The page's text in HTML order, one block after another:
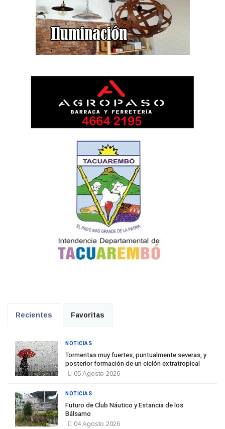
Recientes Favoritas
Tormentas muy fuertes, puntualmente severas, y
posterior formación de un ciclón extratropical
05 Agosto 2026
NOTICIAS
Futuro de Club Náutico y Estancia de los
Bálsamo
04 Agosto 2026
NOTICIAS